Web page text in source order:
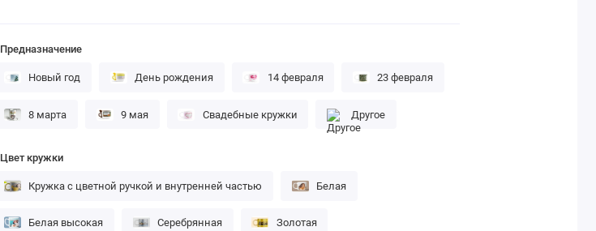
Предназначение
Новый год День рождения 14 февраля 23 февраля
8 марта 9 мая Свадебные кружки Другое
Цвет кружки
Кружка с цветной ручкой и внутренней частью Белая
Белая высокая Серебрянная Золотая